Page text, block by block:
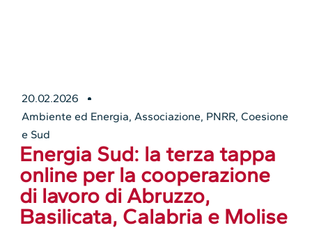
20.02.2026
Ambiente ed Energia,Associazione, PNRR, Coesione
e Sud
Energia Sud: la terza tappa
online per la cooperazione
di lavoro di Abruzzo,
Basilicata, Calabria e Molise